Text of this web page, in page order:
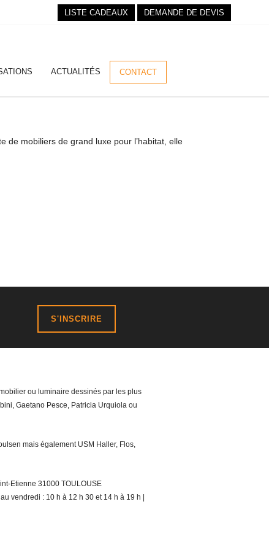
LISTE CADEAUX DEMANDE DE DEVIS
ACTUALITÉS CONTACT
de mobiliers de grand luxe pour l’habitat, elle
S'INSCRIRE
ou luminaire dessinés par les plus
Gaetano Pesce, Patricia Urquiola ou
mais également USM Haller, Flos,
Etienne 31000 TOULOUSE
vendredi : 10 h à 12 h 30 et 14 h à 19 h |